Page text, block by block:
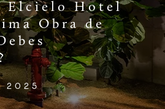
Elcielo Hotel
Obra de
2025